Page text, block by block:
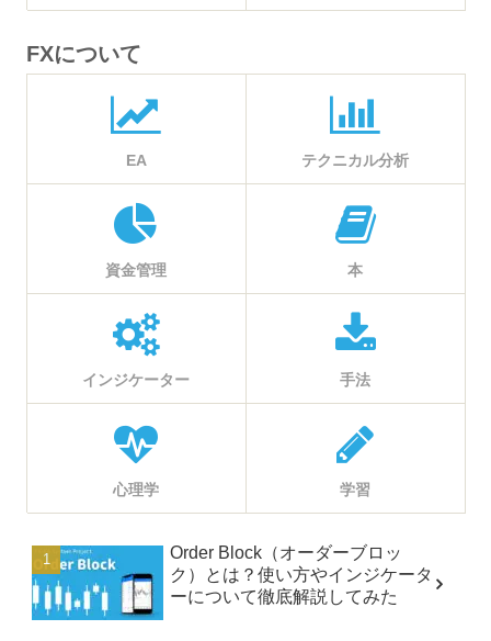
FXについて
EA テクニカル分析
資金管理 本
インジケーター 手法
心理学 学習
Order Block（オーダーブロッ
ク）とは？使い方やインジケータ
ーについて徹底解説してみた